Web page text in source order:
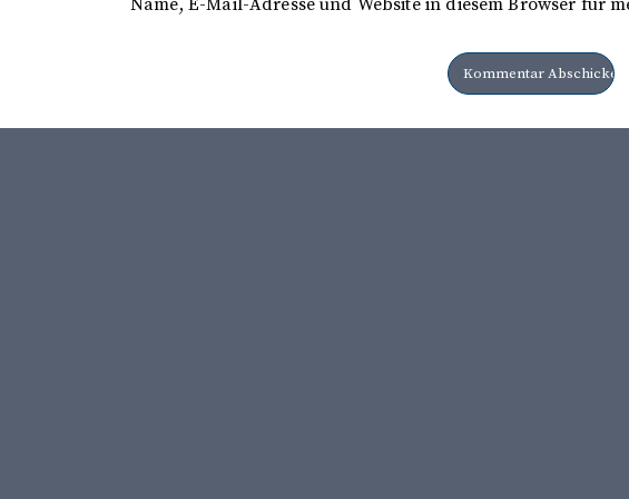
Name, E-Mail-Adresse und Website in diesem Browser für